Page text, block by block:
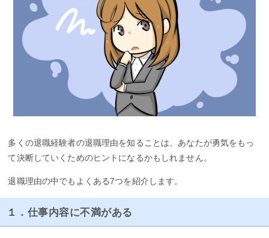
多くの退職経験者の退職理由を知ることは、あなたが勇気をもっ
て決断していくためのヒントになるかもしれません。
退職理由の中でもよくある7つを紹介します。
１．仕事内容に不満がある